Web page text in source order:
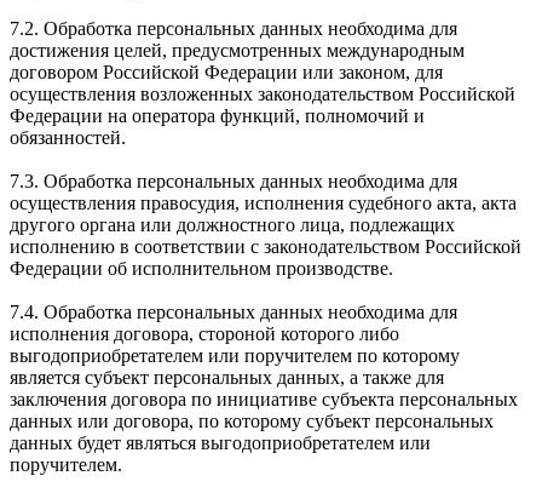
7.2. Обработка персональных данных необходима для
достижения целей, предусмотренных международным
договором Российской Федерации или законом, для
осуществления возложенных законодательством Российской
Федерации на оператора функций, полномочий и
обязанностей.
7.3. Обработка персональных данных необходима для
осуществления правосудия, исполнения судебного акта, акта
другого органа или должностного лица, подлежащих
исполнению в соответствии с законодательством Российской
Федерации об исполнительном производстве.
7.4. Обработка персональных данных необходима для
исполнения договора, стороной которого либо
выгодоприобретателем или поручителем по которому
является субъект персональных данных, а также для
заключения договора по инициативе субъекта персональных
данных или договора, по которому субъект персональных
данных будет являться выгодоприобретателем или
поручителем.